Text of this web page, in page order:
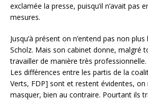
exclamée la presse, puisqu’il n’avait pas
mesures.
Jusqu’à présent on n’entend pas non
Scholz. Mais son cabinet donne, malgré
travailler de manière très
Les différences entre les partis de la
Verts, FDP] sont et restent évidentes, on
masquer, bien au contraire. Pourtant ils